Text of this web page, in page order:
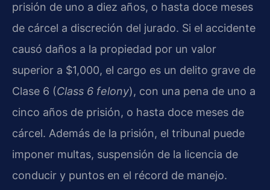
prisión de uno a diez años, o hasta doce meses
de cárcel a discreción del jurado. Si el accidente
causó daños a la propiedad por un valor
superior a $1,000, el cargo es un delito grave de
Clase 6 (Class 6 felony), con una pena de uno a
cinco años de prisión, o hasta doce meses de
cárcel. Además de la prisión, el tribunal puede
imponer multas, suspensión de la licencia de
conducir y puntos en el récord de manejo.